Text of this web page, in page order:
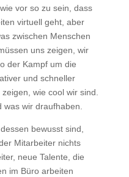
vor so zu sein, dass
virtuell geht, aber
zwischen Menschen
uns zeigen, wir
der Kampf um die
und schneller
wie cool wir sind.
was wir draufhaben.
bewusst sind,
Mitarbeiter nichts
neue Talente, die
im Büro arbeiten